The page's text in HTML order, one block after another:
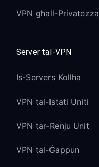
VPN għall-Privatezza
Server tal-VPN
Is-Servers Kollha
VPN tal-Istati Uniti
VPN tar-Renju Unit
VPN tal-Ġappun